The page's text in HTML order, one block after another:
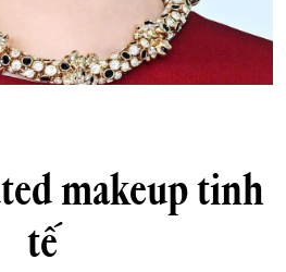
makeup tinh
tế